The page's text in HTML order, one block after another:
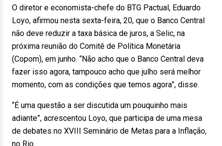
O diretor e economista-chefe do BTG Pactual, Eduardo
Loyo, afirmou nesta sexta-feira, 20, que o Banco Central
não deve reduzir a taxa básica de juros, a Selic, na
próxima reunião do Comitê de Política Monetária
(Copom), em junho. “Não acho que o Banco Central deva
fazer isso agora, tampouco acho que julho será melhor
momento, com as condições que temos agora”, disse.
“É uma questão a ser discutida um pouquinho mais
adiante”, acrescentou Loyo, que participa de uma mesa
de debates no XVIII Seminário de Metas para a Inflação,
no Rio.